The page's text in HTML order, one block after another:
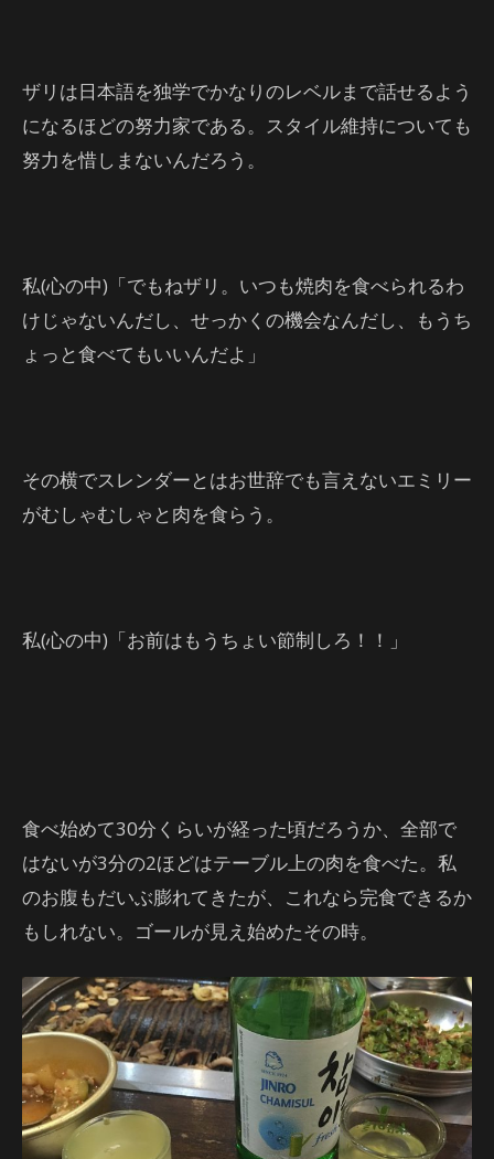
ザリは日本語を独学でかなりのレベルまで話せるよう
になるほどの努力家である。スタイル維持についても
努力を惜しまないんだろう。
私(心の中)「でもねザリ。いつも焼肉を食べられるわ
けじゃないんだし、せっかくの機会なんだし、もうち
ょっと食べてもいいんだよ」
その横でスレンダーとはお世辞でも言えないエミリー
がむしゃむしゃと肉を食らう。
私(心の中)「お前はもうちょい節制しろ！！」
食べ始めて30分くらいが経った頃だろうか、全部で
はないが3分の2ほどはテーブル上の肉を食べた。私
のお腹もだいぶ膨れてきたが、これなら完食できるか
もしれない。ゴールが見え始めたその時。